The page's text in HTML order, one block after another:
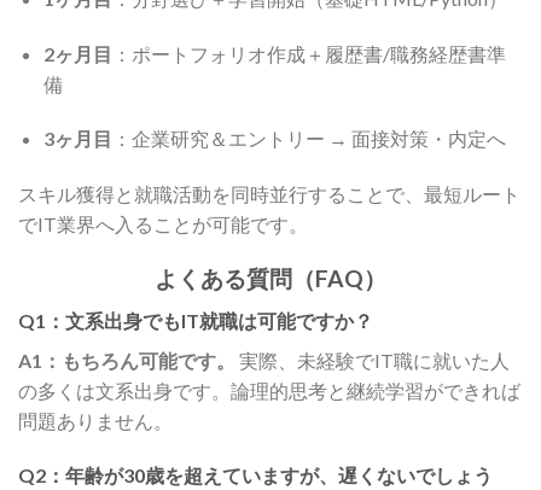
2ヶ月目 ：ポートフォリオ作成＋履歴書/職務経歴書準
備
3ヶ月目 ：企業研究＆エントリー → 面接対策・内定へ
スキル獲得と就職活動を同時並行することで、最短ルート
でIT業界へ入ることが可能です。
よくある質問（FAQ）
Q1：文系出身でもIT就職は可能ですか？
A1：もちろん可能です。
実際、未経験でIT職に就いた人
の多くは文系出身です。論理的思考と継続学習ができれば
問題ありません。
Q2：年齢が30歳を超えていますが、遅くないでしょう